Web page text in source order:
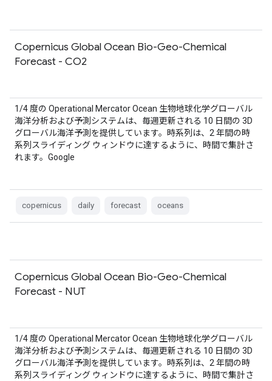
Copernicus Global Ocean Bio-Geo-Chemical
Forecast - CO2
1/4 度の Operational Mercator Ocean 生物地球化学グローバル
海洋分析および予測システムは、毎週更新される 10 日間の 3D
グローバル海洋予測を提供しています。時系列は、2 年間の時
系列スライディング ウィンドウに達するように、時間で集計さ
れます。Google
copernicus daily forecast oceans
Copernicus Global Ocean Bio-Geo-Chemical
Forecast - NUT
1/4 度の Operational Mercator Ocean 生物地球化学グローバル
海洋分析および予測システムは、毎週更新される 10 日間の 3D
グローバル海洋予測を提供しています。時系列は、2 年間の時
系列スライディング ウィンドウに達するように、時間で集計さ